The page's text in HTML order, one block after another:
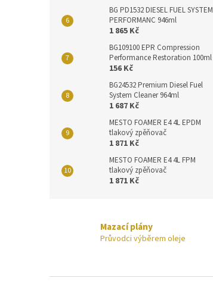
BG PD1532 DIESEL FUEL SYSTEM
PERFORMANC 946ml
1 865 Kč
BG109100 EPR Compression
Performance Restoration 100ml
156 Kč
BG24532 Premium Diesel Fuel
System Cleaner 964ml
1 687 Kč
MESTO FOAMER E4 4L EPDM
tlakový zpěňovač
1 871 Kč
MESTO FOAMER E4 4L FPM
tlakový zpěňovač
1 871 Kč
Mazací plány
Průvodci výběrem oleje